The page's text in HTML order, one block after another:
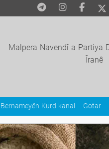
Malpera Navendî a Partiya
Îranê
Bernameyên Kurd kanal Gotar